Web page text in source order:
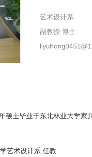
艺术设计系
副教授 博士
硕士毕业于东北林业大学
艺术设计系 任教